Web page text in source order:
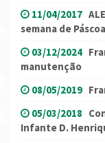
11/04/2017
semana de Páscoa
03/12/2024
manutenção
08/05/2019
05/03/2018
Infante D.